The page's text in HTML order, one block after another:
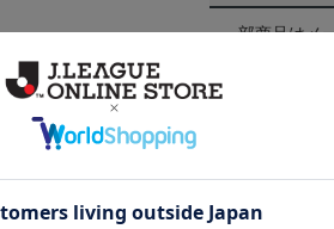
一部商品はメ
商品画像は、
ンのメーカー